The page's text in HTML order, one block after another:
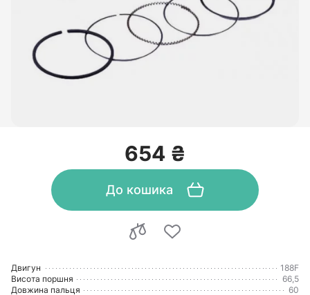
654 ₴
До кошика
Двигун
188F
Висота поршня
66,5
Довжина пальця
60